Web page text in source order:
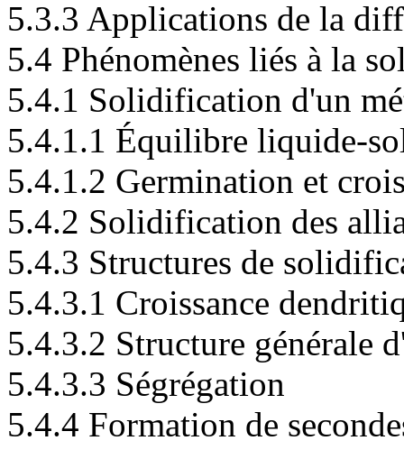
5.3.3 Applications de la
5.4 Phénomènes liés à la
5.4.1 Solidification d'un
5.4.1.1 Équilibre liquide-
5.4.1.2 Germination et
5.4.2 Solidification des
5.4.3 Structures de
5.4.3.1 Croissance
5.4.3.2 Structure générale
5.4.3.3 Ségrégation
5.4.4 Formation de